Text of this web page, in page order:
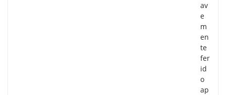
av
e
m
en
te
fer
id
o
ap